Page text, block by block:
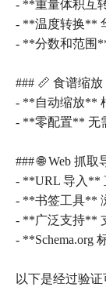
- **重量体积互
- **温度转换**
- **分数和范围
### 📏 食谱缩放
- **自动缩放**
- **零配置** 无
### 🌐 Web 抓取
- **URL 导入**
- **书签工具**
- **广泛支持**
- **Schema.org
以下是经过验